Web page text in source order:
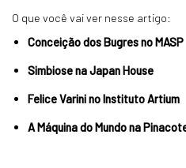
O que você vai ver nesse artigo:
Conceição dos Bugres no MASP
Simbiose na Japan House
Felice Varini no Instituto Artium
A Máquina do Mundo na